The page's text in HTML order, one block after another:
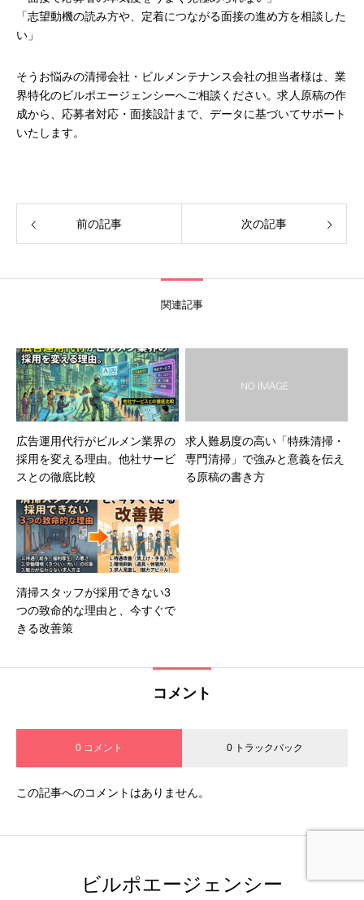
「志望動機の読み方や、定着につながる面接の進め方を相談した
い」
そうお悩みの清掃会社・ビルメンテナンス会社の担当者様は、業
界特化のビルポエージェンシーへご相談ください。求人原稿の作
成から、応募者対応・面接設計まで、データに基づいてサポート
いたします。
前の記事 次の記事
関連記事
広告運用代行がビルメン業界の
採用を変える理由。他社サービ
スとの徹底比較
求人難易度の高い「特殊清掃・
専門清掃」で強みと意義を伝え
る原稿の書き方
清掃スタッフが採用できない3
つの致命的な理由と、今すぐで
きる改善策
コメント
0 コメント 0 トラックバック
この記事へのコメントはありません。
ビルポエージェンシー